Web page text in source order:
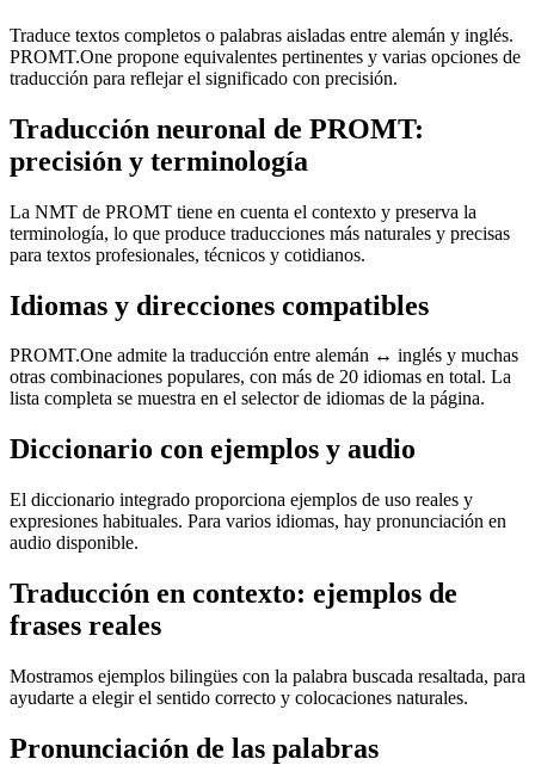
Traduce textos completos o palabras aisladas entre alemán y inglés.
PROMT.One propone equivalentes pertinentes y varias opciones de
traducción para reflejar el significado con precisión.
Traducción neuronal de PROMT:
precisión y terminología
La NMT de PROMT tiene en cuenta el contexto y preserva la
terminología, lo que produce traducciones más naturales y precisas
para textos profesionales, técnicos y cotidianos.
Idiomas y direcciones compatibles
PROMT.One admite la traducción entre alemán ↔ inglés y muchas
otras combinaciones populares, con más de 20 idiomas en total. La
lista completa se muestra en el selector de idiomas de la página.
Diccionario con ejemplos y audio
El diccionario integrado proporciona ejemplos de uso reales y
expresiones habituales. Para varios idiomas, hay pronunciación en
audio disponible.
Traducción en contexto: ejemplos de
frases reales
Mostramos ejemplos bilingües con la palabra buscada resaltada, para
ayudarte a elegir el sentido correcto y colocaciones naturales.
Pronunciación de las palabras